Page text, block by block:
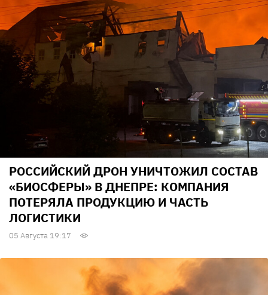
РОССИЙСКИЙ ДРОН УНИЧТОЖИЛ СОСТАВ
«БИОСФЕРЫ» В ДНЕПРЕ: КОМПАНИЯ
ПОТЕРЯЛА ПРОДУКЦИЮ И ЧАСТЬ
ЛОГИСТИКИ
05 Августа 19:17